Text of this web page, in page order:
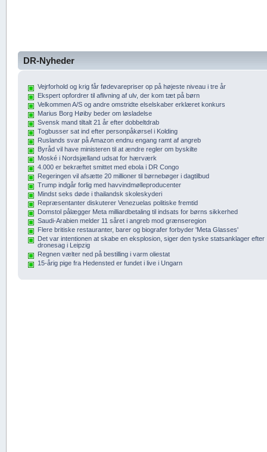
DR-Nyheder
Vejrforhold og krig får fødevarepriser op på højeste niveau i tre år
Ekspert opfordrer til aflivning af ulv, der kom tæt på børn
Velkommen A/S og andre omstridte elselskaber erklæret konkurs
Marius Borg Høiby beder om løsladelse
Svensk mand tiltalt 21 år efter dobbeltdrab
Togbusser sat ind efter personpåkørsel i Kolding
Ruslands svar på Amazon endnu engang ramt af angreb
Byråd vil have ministeren til at ændre regler om byskilte
Moské i Nordsjælland udsat for hærværk
4.000 er bekræftet smittet med ebola i DR Congo
Regeringen vil afsætte 20 millioner til børnebøger i dagtilbud
Trump indgår forlig med havvindmølleproducenter
Mindst seks døde i thailandsk skoleskyderi
Repræsentanter diskuterer Venezuelas politiske fremtid
Domstol pålægger Meta milliardbetaling til indsats for børns sikkerhed
Saudi-Arabien melder 11 såret i angreb mod grænseregion
Flere britiske restauranter, barer og biografer forbyder 'Meta Glasses'
Det var intentionen at skabe en eksplosion, siger den tyske statsanklager efter
dronesag i Leipzig
Regnen vælter ned på bestilling i varm oliestat
15-årig pige fra Hedensted er fundet i live i Ungarn